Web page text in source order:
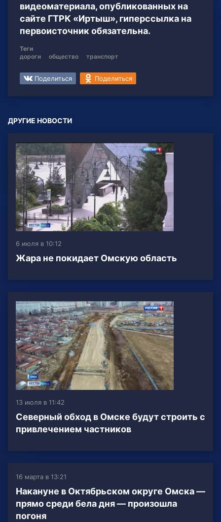
видеоматериала, опубликованных на
сайте ГТРК «Иртыш», гиперссылка на
первоисточник обязательна.
Теги
дороги
общество транспорт
Поделиться Поделиться
ДРУГИЕ НОВОСТИ
6 июля в 10:12
Жара не покидает Омскую область
13 июля в 11:42
Северный обход в Омске будут строить с
привлечением частников
16 марта в 13:21
Накануне в Октябрьском округе Омска —
прямо среди бела дня — произошла
погоня